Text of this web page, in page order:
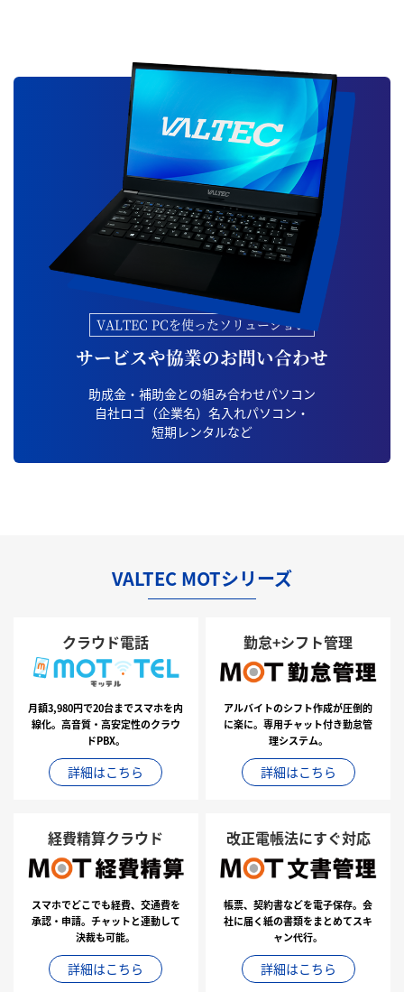
VALTEC PCを使ったソリューション
サービスや協業のお問い合わせ
助成金・補助金との組み合わせパソコン
自社ロゴ（企業名）名入れパソコン・
短期レンタルなど
VALTEC MOTシリーズ
クラウド電話
月額3,980円で20台までスマホを内
線化。高音質・高安定性のクラウ
ドPBX。
詳細はこちら
勤怠+シフト管理
アルバイトのシフト作成が圧倒的
に楽に。専用チャット付き勤怠管
理システム。
詳細はこちら
経費精算クラウド
スマホでどこでも経費、交通費を
承認・申請。チャットと連動して
決裁も可能。
詳細はこちら
改正電帳法にすぐ対応
帳票、契約書などを電子保存。会
社に届く紙の書類をまとめてスキ
ャン代行。
詳細はこちら